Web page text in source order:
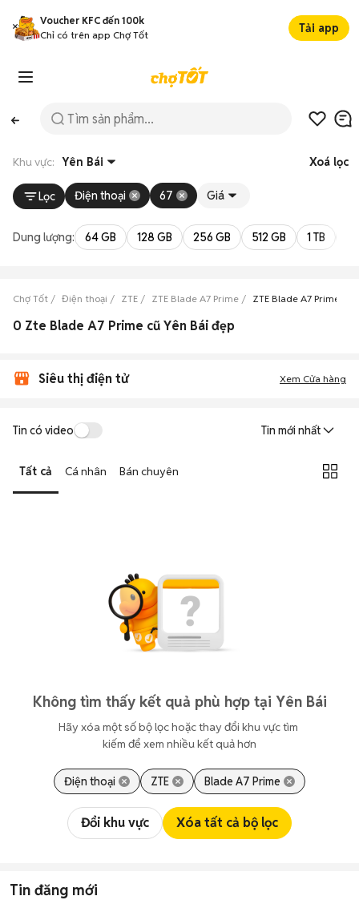
Voucher KFC đến 100k
Chỉ có trên app Chợ Tốt
Tải app
Khu vực: Yên Bái Xoá lọc
Lọc Điện thoại 67 Giá
Dung lượng: 64 GB 128 GB 256 GB 512 GB 1 TB
Chợ Tốt Điện thoại ZTE ZTE Blade A7 Prime ZTE Blade A7 Prime
0 Zte Blade A7 Prime cũ Yên Bái đẹp
Siêu thị điện tử Xem Cửa hàng
Tin có video Tin mới nhất
Tất cả Cá nhân Bán chuyên
Không tìm thấy kết quả phù hợp tại Yên Bái
Hãy xóa một số bộ lọc hoặc thay đổi khu vực tìm
kiếm để xem nhiều kết quả hơn
Điện thoại ZTE Blade A7 Prime
Đổi khu vực Xóa tất cả bộ lọc
Tin đăng mới